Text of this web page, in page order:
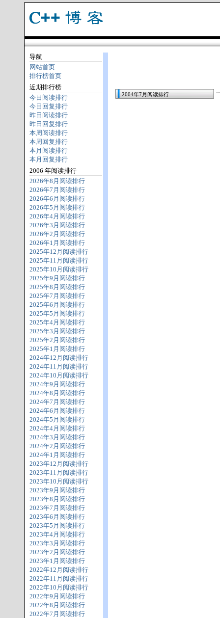
导航
网站首页
排行榜首页
近期排行榜
今日阅读排行
今日回复排行
昨日阅读排行
昨日回复排行
本周阅读排行
本周回复排行
本月阅读排行
本月回复排行
2006 年阅读排行
2026年8月阅读排行
2026年7月阅读排行
2026年6月阅读排行
2026年5月阅读排行
2026年4月阅读排行
2026年3月阅读排行
2026年2月阅读排行
2026年1月阅读排行
2025年12月阅读排行
2025年11月阅读排行
2025年10月阅读排行
2025年9月阅读排行
2025年8月阅读排行
2025年7月阅读排行
2025年6月阅读排行
2025年5月阅读排行
2025年4月阅读排行
2025年3月阅读排行
2025年2月阅读排行
2025年1月阅读排行
2024年12月阅读排行
2024年11月阅读排行
2024年10月阅读排行
2024年9月阅读排行
2024年8月阅读排行
2024年7月阅读排行
2024年6月阅读排行
2024年5月阅读排行
2024年4月阅读排行
2024年3月阅读排行
2024年2月阅读排行
2024年1月阅读排行
2023年12月阅读排行
2023年11月阅读排行
2023年10月阅读排行
2023年9月阅读排行
2023年8月阅读排行
2023年7月阅读排行
2023年6月阅读排行
2023年5月阅读排行
2023年4月阅读排行
2023年3月阅读排行
2023年2月阅读排行
2023年1月阅读排行
2022年12月阅读排行
2022年11月阅读排行
2022年10月阅读排行
2022年9月阅读排行
2022年8月阅读排行
2022年7月阅读排行
2004年7月阅读排行